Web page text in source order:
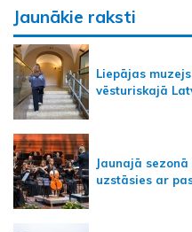
Jaunākie raksti
Liepājas
vēsturiskajā
Jaunajā
uzstāsies ar